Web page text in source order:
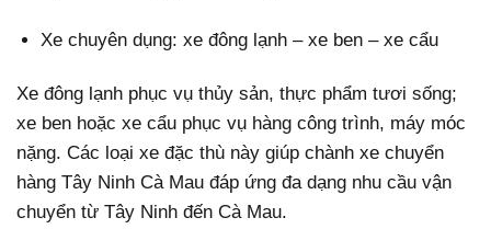
Xe chuyên dụng: xe đông lạnh – xe ben – xe cẩu
Xe đông lạnh phục vụ thủy sản, thực phẩm tươi sống;
xe ben hoặc xe cẩu phục vụ hàng công trình, máy móc
nặng. Các loại xe đặc thù này giúp chành xe chuyển
hàng Tây Ninh Cà Mau đáp ứng đa dạng nhu cầu vận
chuyển từ Tây Ninh đến Cà Mau.